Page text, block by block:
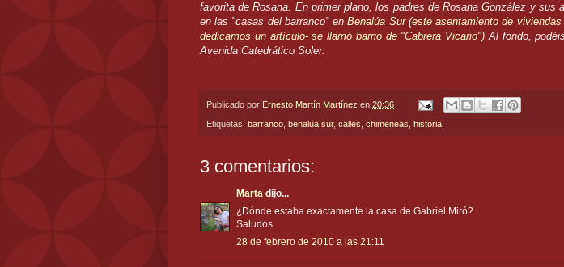
favorita de Rosana. En primer plano, los padres de Rosana González y sus
en las "casas del barranco" enBenalúa Sur(este asentamiento de viviendas
dedicamos un artículo- se llamó barrio de "Cabrera Vicario") Al fondo,
Avenida Catedrático Soler.
Publicado por Ernesto Martín Martínez en 20:36
Etiquetas: barranco, benalúa sur, calles, chimeneas, historia
3 comentarios:
Marta dijo...
¿Dónde estaba exactamente la casa de Gabriel Miró?
Saludos.
28 de febrero de 2010 a las 21:11